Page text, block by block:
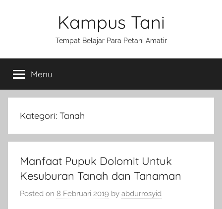
Kampus Tani
Tempat Belajar Para Petani Amatir
Menu
Kategori: Tanah
Manfaat Pupuk Dolomit Untuk
Kesuburan Tanah dan Tanaman
Posted on 8 Februari 2019 by abdurrosyid